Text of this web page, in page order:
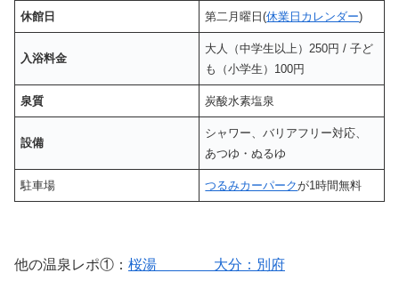
休館日 第二月曜日(休業日カレンダー)
入浴料金
大人（中学生以上）250円 / 子ど
も（小学生）100円
泉質 炭酸水素塩泉
設備
シャワー、バリアフリー対応、
あつゆ・ぬるゆ
駐車場 つるみカーパークが1時間無料
他の温泉レポ①： 桜湯＿ 大分：別府